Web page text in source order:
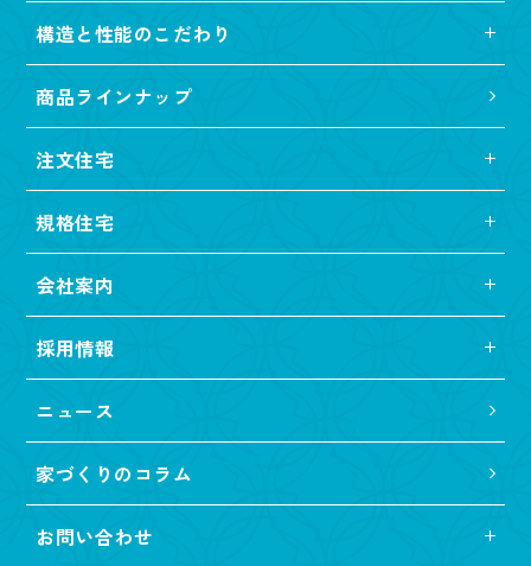
構造と性能のこだわり
商品ラインナップ
注文住宅
規格住宅
会社案内
採用情報
ニュース
家づくりのコラム
お問い合わせ